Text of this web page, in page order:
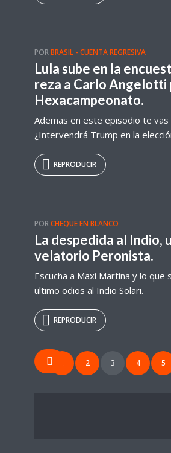
PORBRASIL - CUENTA REGRESIVA
Lula sube en la
reza a Carlo Angelotti
Hexacampeonato.
Ademas en este episodio te
¿Intervendrá Trump en la
REPRODUCIR
PORCHEQUE EN BLANCO
La despedida al Indio,
velatorio Peronista.
Escucha a Maxi Martina y lo que
ultimo odios al Indio Solari.
REPRODUCIR
Paginación
de
2 3 4 5